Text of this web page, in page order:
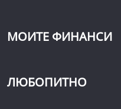
МОИТЕ ФИНАНСИ
ЛЮБОПИТНО